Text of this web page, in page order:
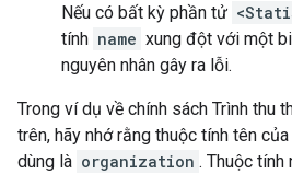
Nếu có bất kỳ phần tử
tính name xung đột với một
nguyên nhân gây ra lỗi.
Trong ví dụ về chính sách Trình thu
trên, hãy nhớ rằng thuộc tính tên của
dùng là organization . Thuộc tính